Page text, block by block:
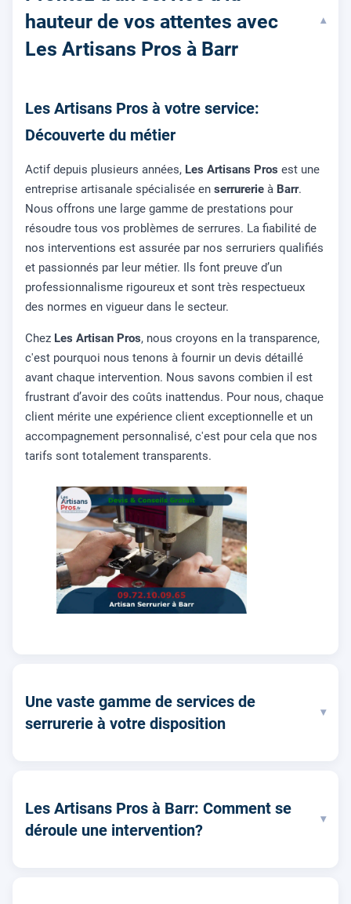
hauteur de vos attentes avec
Les Artisans Pros à Barr
▾
Les Artisans Pros à votre service:
Découverte du métier
Actif depuis plusieurs années, Les Artisans Pros est une
entreprise artisanale spécialisée en serrurerie à Barr.
Nous offrons une large gamme de prestations pour
résoudre tous vos problèmes de serrures. La fiabilité de
nos interventions est assurée par nos serruriers qualifiés
et passionnés par leur métier. Ils font preuve d’un
professionnalisme rigoureux et sont très respectueux
des normes en vigueur dans le secteur.
Chez Les Artisan Pros, nous croyons en la transparence,
c'est pourquoi nous tenons à fournir un devis détaillé
avant chaque intervention. Nous savons combien il est
frustrant d’avoir des coûts inattendus. Pour nous, chaque
client mérite une expérience client exceptionnelle et un
accompagnement personnalisé, c'est pour cela que nos
tarifs sont totalement transparents.
Une vaste gamme de services de
serrurerie à votre disposition
▾
Les Artisans Pros à Barr: Comment se
déroule une intervention?
▾